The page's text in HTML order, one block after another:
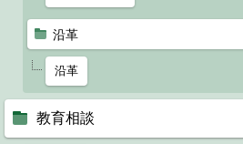
沿革
沿革
教育相談